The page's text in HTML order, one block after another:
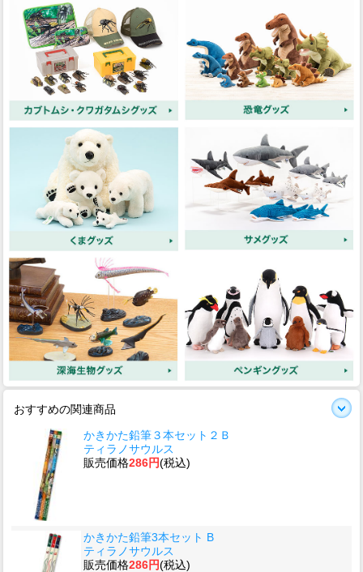
おすすめの関連商品
かきかた鉛筆３本セット２Ｂ
ティラノサウルス
販売価格286円(税込)
かきかた鉛筆3本セット B
ティラノサウルス
販売価格286円(税込)